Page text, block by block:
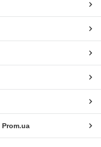
Prom.ua